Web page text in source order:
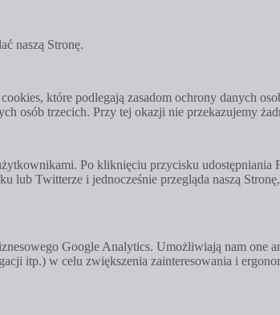
naszą Stronę.
które podlegają zasadom ochrony danych
osób trzecich. Przy tej okazji nie przekazujemy
Po kliknięciu przycisku
Twitterze i jednocześnie przegląda naszą Stronę,
Google Analytics. Umożliwiają nam one
itp.) w celu zwiększenia zainteresowania i